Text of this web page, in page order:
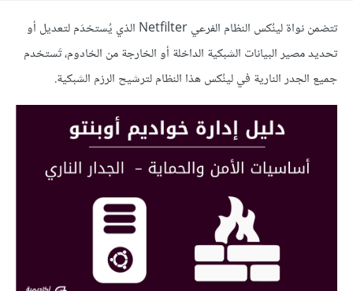
تتضمن نواة لينُكس النظام الفرعي Netfilter الذي يُستخدَم لتعديل أو
تحديد مصير البيانات الشبكية الداخلة أو الخارجة من الخادوم، تَستخدم
جميع الجدر النارية في لينُكس هذا النظام لترشيح الرزم الشبكية.